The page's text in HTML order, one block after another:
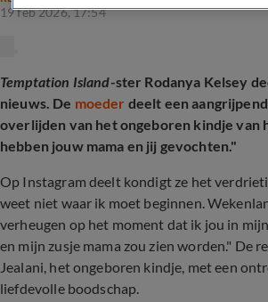
19 feb 2026, 17:54
Temptation Island-ster Rodanya Kelsey
nieuws. De moeder deelt een
overlijden van het ongeboren kindje van
hebben jouw mama en jij gevochten."
Op Instagram deelt kondigt ze het
weet niet waar ik moet beginnen.
verheugen op het moment dat ik jou in
en mijn zusje mama zou zien worden." De
Jealani, het ongeboren kindje, met een
liefdevolle boodschap.